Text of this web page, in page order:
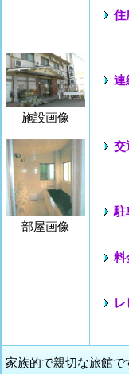
施設画像
部屋画像
住
連
交
駐
料
家族的で親切な旅館で